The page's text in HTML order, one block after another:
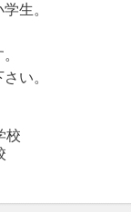
生。
い。
校